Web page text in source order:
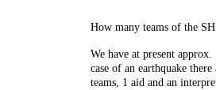
How many teams of the
We have at present
case of an earthquake
teams, 1 aid and an